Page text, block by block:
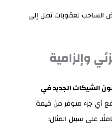
الساحب لعقوبات تصل إلى
وإلزامية
الشيكات الجديد في
أي جزء متوفر من قيمة
على سبيل المثال: